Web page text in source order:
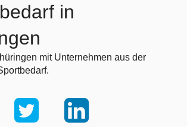
in
mit Unternehmen aus der